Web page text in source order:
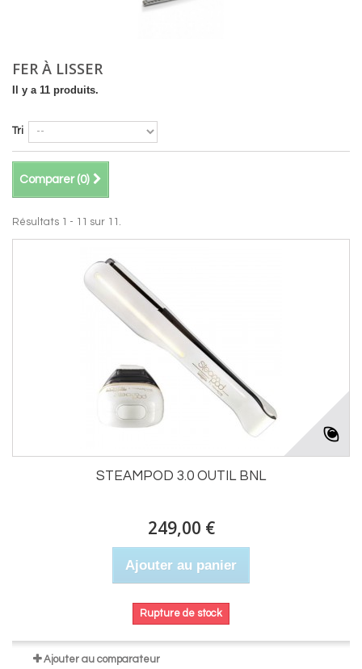
FER À LISSER
Il y a 11 produits.
Tri
Comparer (0)
Résultats 1 - 11 sur 11.
STEAMPOD 3.0 OUTIL BNL
249,00 €
Ajouter au panier
Rupture de stock
Ajouter au comparateur